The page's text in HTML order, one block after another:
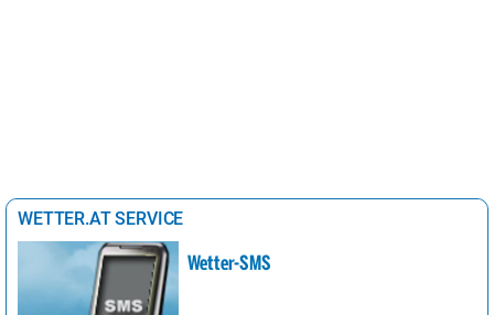
WETTER.AT SERVICE
Wetter-SMS